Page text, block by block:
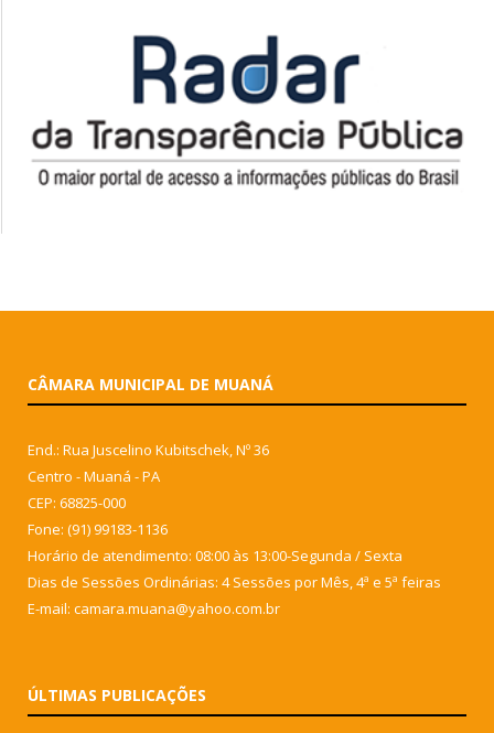
CÂMARA MUNICIPAL DE MUANÁ
End.: Rua Juscelino Kubitschek, Nº 36
Centro - Muaná - PA
CEP: 68825-000
Fone: (91) 99183-1136
Horário de atendimento: 08:00 às 13:00-Segunda / Sexta
Dias de Sessões Ordinárias: 4 Sessões por Mês, 4ª e 5ª feiras
E-mail: camara.muana@yahoo.com.br
ÚLTIMAS PUBLICAÇÕES